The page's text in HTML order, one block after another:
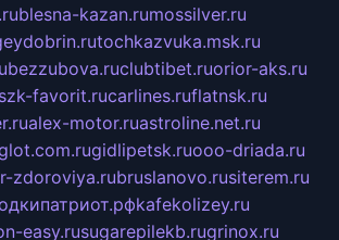
blesna-kazan.rumossilver.ru
tochkazvuka.msk.ru
bezzubova.ruclubtibet.ruorior-aks.ru
szk-favorit.rucarlines.ruflatnsk.ru
alex-motor.ruastroline.net.ru
gidlipetsk.ruooo-driada.ru
zdoroviya.rubruslanovo.rusiterem.ru
kafekolizey.ru
easy.rusugarepilekb.rugrinox.ru